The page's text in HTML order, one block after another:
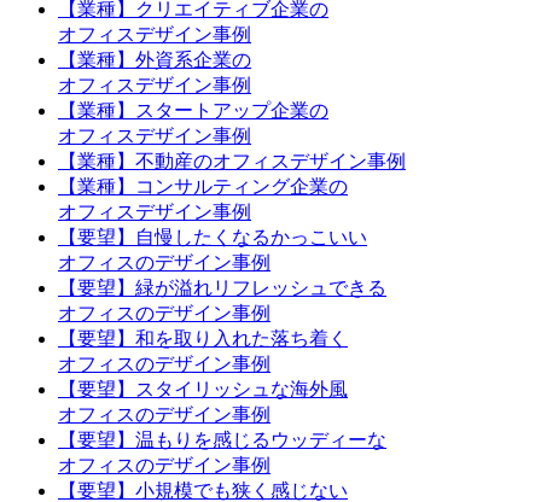
【業種】クリエイティブ企業の
オフィスデザイン事例
【業種】外資系企業の
オフィスデザイン事例
【業種】スタートアップ企業の
オフィスデザイン事例
【業種】不動産のオフィスデザイン事例
【業種】コンサルティング企業の
オフィスデザイン事例
【要望】自慢したくなるかっこいい
オフィスのデザイン事例
【要望】緑が溢れリフレッシュできる
オフィスのデザイン事例
【要望】和を取り入れた落ち着く
オフィスのデザイン事例
【要望】スタイリッシュな海外風
オフィスのデザイン事例
【要望】温もりを感じるウッディーな
オフィスのデザイン事例
【要望】小規模でも狭く感じない